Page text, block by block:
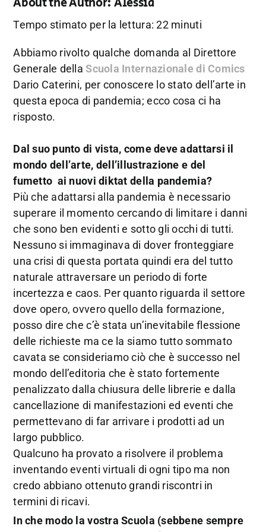
Tempo stimato per la lettura: 22 minuti
Abbiamo rivolto qualche domanda al Direttore
Generale dellaScuola Internazionale di Comics
Dario Caterini, per conoscere lo stato dell’arte in
questa epoca di pandemia; ecco cosa ci ha
risposto.
Dal suo punto di vista, come deve adattarsi il
mondo dell’arte, dell’illustrazione e del
fumetto ai nuovi diktat della pandemia?
Più che adattarsi alla pandemia è necessario
superare il momento cercando di limitare i danni
che sono ben evidenti e sotto gli occhi di tutti.
Nessuno si immaginava di dover fronteggiare
una crisi di questa portata quindi era del tutto
naturale attraversare un periodo di forte
incertezza e caos. Per quanto riguarda il settore
dove opero, ovvero quello della formazione,
posso dire che c’è stata un’inevitabile flessione
delle richieste ma ce la siamo tutto sommato
cavata se consideriamo ciò che è successo nel
mondo dell’editoria che è stato fortemente
penalizzato dalla chiusura delle librerie e dalla
cancellazione di manifestazioni ed eventi che
permettevano di far arrivare i prodotti ad un
largo pubblico.
Qualcuno ha provato a risolvere il problema
inventando eventi virtuali di ogni tipo ma non
credo abbiano ottenuto grandi riscontri in
termini di ricavi.
In che modo la vostra Scuola (sebbene sempre